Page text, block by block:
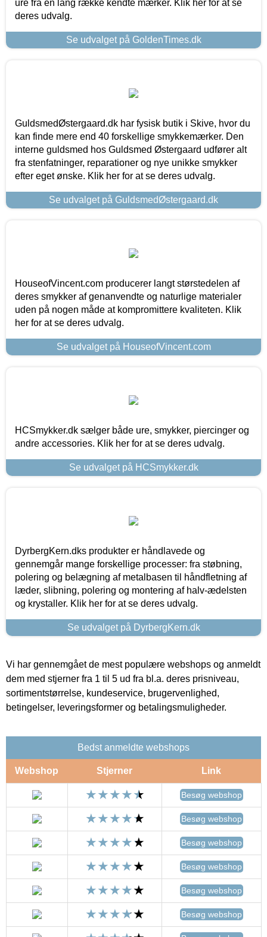
ure fra en lang række kendte mærker. Klik her for at se
deres udvalg.
Se udvalget på GoldenTimes.dk
GuldsmedØstergaard.dk har fysisk butik i Skive, hvor du
kan finde mere end 40 forskellige smykkemærker. Den
interne guldsmed hos Guldsmed Østergaard udfører alt
fra stenfatninger, reparationer og nye unikke smykker
efter eget ønske. Klik her for at se deres udvalg.
Se udvalget på GuldsmedØstergaard.dk
HouseofVincent.com producerer langt størstedelen af
deres smykker af genanvendte og naturlige materialer
uden på nogen måde at kompromittere kvaliteten. Klik
her for at se deres udvalg.
Se udvalget på HouseofVincent.com
HCSmykker.dk sælger både ure, smykker, piercinger og
andre accessories. Klik her for at se deres udvalg.
Se udvalget på HCSmykker.dk
DyrbergKern.dks produkter er håndlavede og
gennemgår mange forskellige processer: fra støbning,
polering og belægning af metalbasen til håndfletning af
læder, slibning, polering og montering af halv-ædelsten
og krystaller. Klik her for at se deres udvalg.
Se udvalget på DyrbergKern.dk
Vi har gennemgået de mest populære webshops og anmeldt
dem med stjerner fra 1 til 5 ud fra bl.a. deres prisniveau,
sortimentstørrelse, kundeservice, brugervenlighed,
betingelser, leveringsformer og betalingsmuligheder.
Bedst anmeldte webshops
Webshop Stjerner Link
Besøg webshop
Besøg webshop
Besøg webshop
Besøg webshop
Besøg webshop
Besøg webshop